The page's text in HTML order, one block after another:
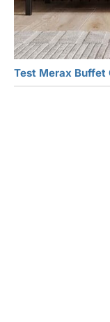
Test Merax Buffet